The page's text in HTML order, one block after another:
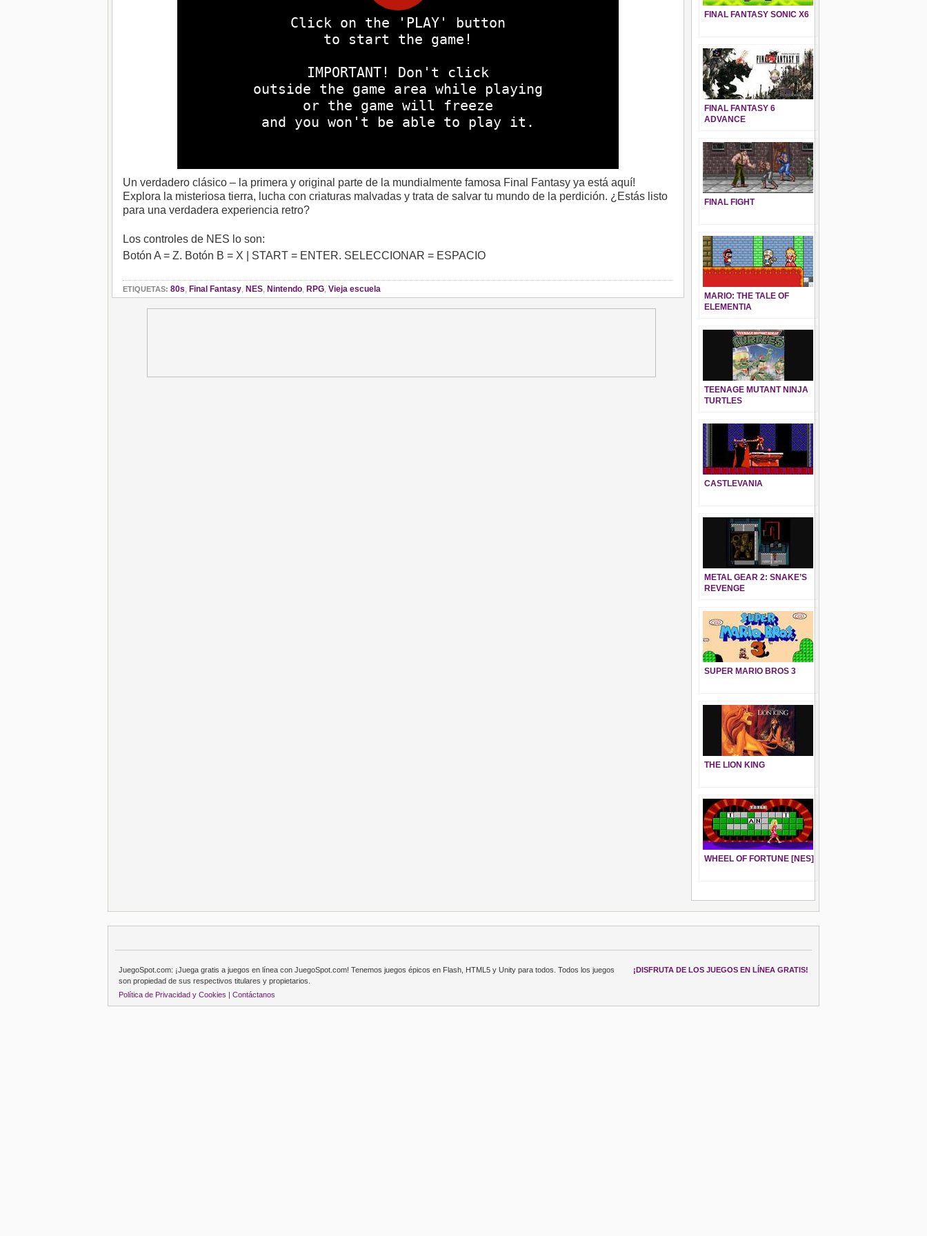
Un verdadero clásico – la primera y original parte de la mundialmente famosa Final Fantasy ya está aquí!
Explora la misteriosa tierra, lucha con criaturas malvadas y trata de salvar tu mundo de la perdición. ¿Estás listo
para una verdadera experiencia retro?
Los controles de NES lo son:
Botón A = Z. Botón B = X | START = ENTER. SELECCIONAR = ESPACIO
ETIQUETAS: 80s, Final Fantasy, NES, Nintendo, RPG, Vieja escuela
FINAL FANTASY SONIC X6
FINAL FANTASY 6
ADVANCE
FINAL FIGHT
MARIO: THE TALE OF
ELEMENTIA
TEENAGE MUTANT NINJA
TURTLES
CASTLEVANIA
METAL GEAR 2: SNAKE’S
REVENGE
SUPER MARIO BROS 3
THE LION KING
WHEEL OF FORTUNE [NES]
¡DISFRUTA DE LOS JUEGOS EN LÍNEA GRATIS!
JuegoSpot.com: ¡Juega gratis a juegos en línea con JuegoSpot.com! Tenemos juegos épicos en Flash, HTML5 y Unity para todos. Todos los juegos
son propiedad de sus respectivos titulares y propietarios.
Política de Privacidad y Cookies | Contáctanos